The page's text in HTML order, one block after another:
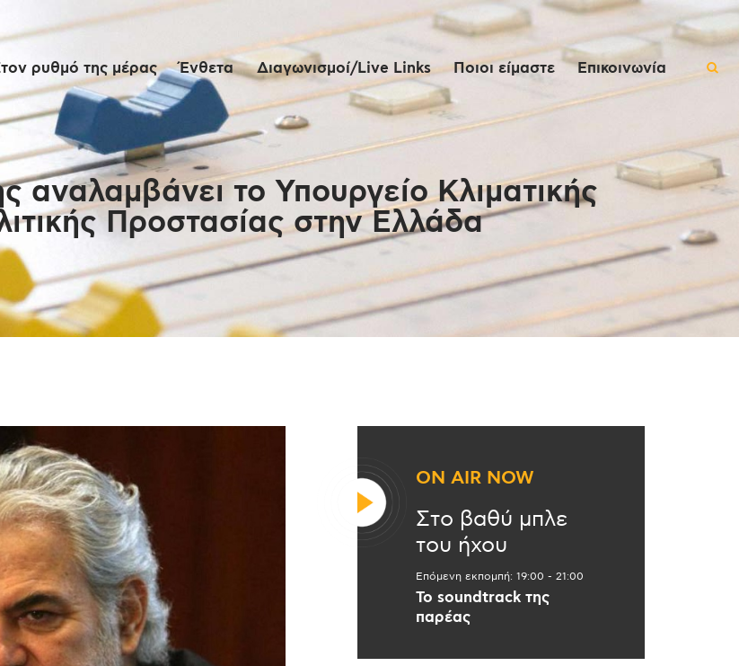
ρυθμό της μέρας Ένθετα Διαγωνισμοί/Live Links Ποιοι είμαστε Επικοινωνία
αναλαμβάνει το Υπουργείο Κλιματικής
Προστασίας στην Ελλάδα
ρυθμό της
Live
ON AIR NOW
Στο βαθύ μπλε
του ήχου
Επόμενη εκπομπή: 19:00 - 21:00
Το soundtrack της
παρέας